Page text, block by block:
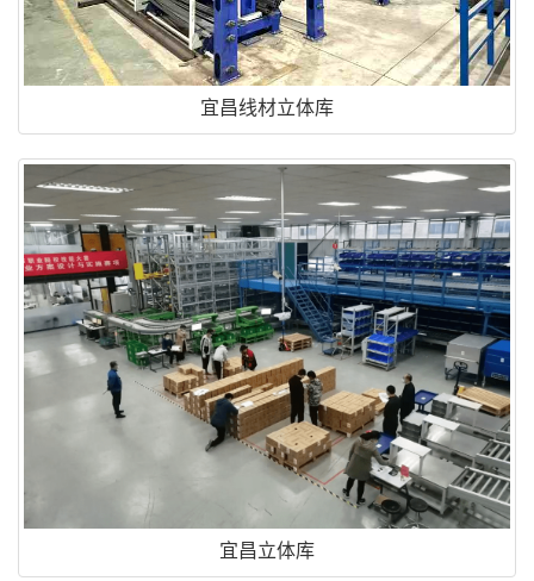
宜昌线材立体库
宜昌立体库